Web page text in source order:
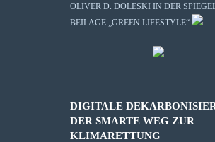
OLIVER D. DOLESKI IN DER
BEILAGE „GREEN LIFESTYLE“
DIGITALE
DER SMARTE WEG ZUR
KLIMARETTUNG